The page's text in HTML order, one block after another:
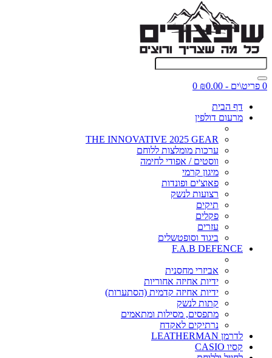
0 פריט\ים - ₪0.00
0
דף הבית
מרעום דולפין
THE INNOVATIVE 2025 GEAR
ערכות מומלצות ללוחם
ווסטים / אפודי לחימה
מיגון קרמי
פאוצ'ים ופונדות
רצועות לנשק
תיקים
פקלים
עזרים
ביגוד וסופטשלים
F.A.B DEFENCE
אביזרי מחסנית
ידיות אחיזה אחוריות
ידיות אחיזה קדמית (הסתערות)
קתות לנשק
מתפסים, מסילות ומתאמים
נרתיקים לאקדח
לדרמן LEATHERMAN
קסיו CASIO